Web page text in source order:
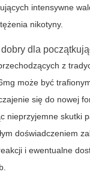
intensywne
nikotyny.
dobry dla
z
może być
się do nowej
nieprzyjemne skutki
doświadczeniem
i ewentualne